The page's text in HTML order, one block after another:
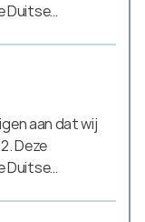
Duitse
aan dat wij
Deze
Duitse